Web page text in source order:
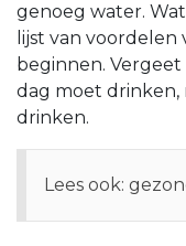
genoeg water.
lijst van voordelen
beginnen.
dag moet
drinken.
Lees ook: